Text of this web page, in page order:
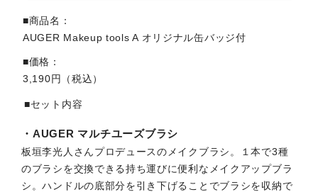
■商品名
AUGER Makeup tools A オリジナル缶バッジ付
■価格
3,190円（税込）
■セット内容
・AUGER マルチユーズブラシ
板垣李光人さんプロデュースのメイクブラシ。１本で3種
のブラシを交換できる持ち運びに便利なメイクアップブラ
シ。ハンドルの底部分を引き下げることでブラシを収納で